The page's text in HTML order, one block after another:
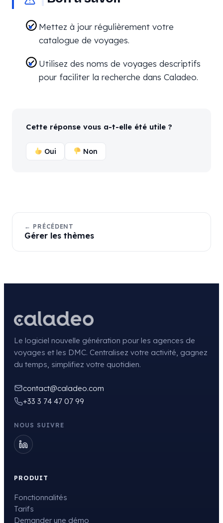
Mettez à jour régulièrement votre
catalogue de voyages.
Utilisez des noms de voyages descriptifs
pour faciliter la recherche dans Caladeo.
Cette réponse vous a-t-elle été utile ?
Oui Non
← PRÉCÉDENT
Gérer les thèmes
Le logiciel nouvelle génération pour les agences de
voyages et les DMC. Centralisez votre activité, gagnez
du temps, simplifiez votre quotidien.
contact@caladeo.com
+33 3 74 47 07 99
NOUS SUIVRE
PRODUIT
Fonctionnalités
Tarifs
Demander une démo